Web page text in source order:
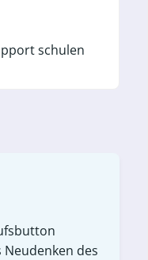
schulen
des